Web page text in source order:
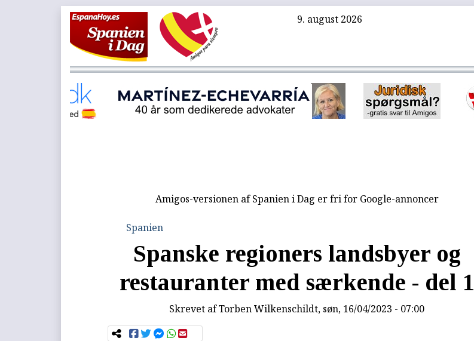
9. august 2026
Amigos-versionen af Spanien i Dag er fri for Google-annoncer
Spanien
Spanske regioners landsbyer og
restauranter med særkende - del 1
Skrevet afTorben Wilkenschildt, søn, 16/04/2023 - 07:00